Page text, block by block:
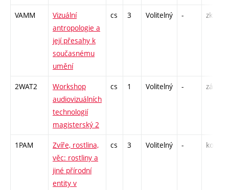
VAMM
Vizuální
antropologie a
její přesahy k
současnému
umění
cs 3 Volitelný - zk
2WAT2
Workshop
audiovizuálních
technologií
magisterský 2
cs 1 Volitelný - zá
1PAM
Zvíře, rostlina,
věc: rostliny a
jiné přírodní
entity v
cs 3 Volitelný - kol